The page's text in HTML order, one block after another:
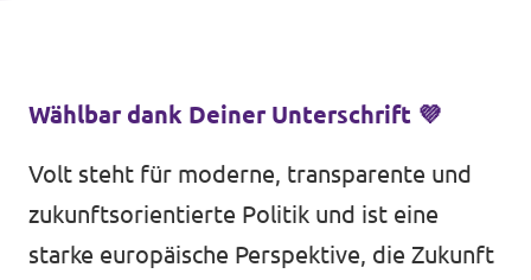
Mache bei uns mit!
Wählbar dank Deiner Unterschrift 💜
Volt steht für moderne, transparente und
zukunftsorientierte Politik und ist eine
starke europäische Perspektive, die Zukunft